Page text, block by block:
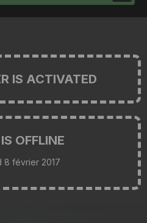
IS ACTIVATED
OFFLINE
8 février 2017